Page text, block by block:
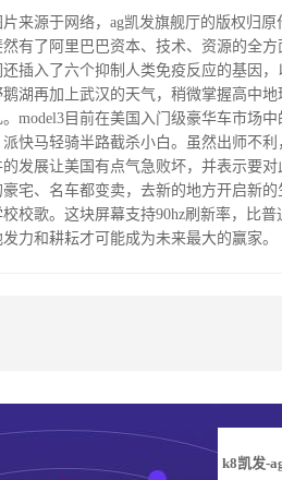
来源于网络，ag凯发旗舰厅的版权归
有了阿里巴巴资本、技术、资源的全
插入了六个抑制人类免疫反应的基因
湖再加上武汉的天气，稍微掌握高中
model3目前在美国入门级豪华车市场
快马轻骑半路截杀小白。虽然出师不
发展让美国有点气急败坏，并表示要
宅、名车都变卖，去新的地方开启新的
校歌。这块屏幕支持90hz刷新率，比
力和耕耘才可能成为未来最大的赢家。
k8凯发-